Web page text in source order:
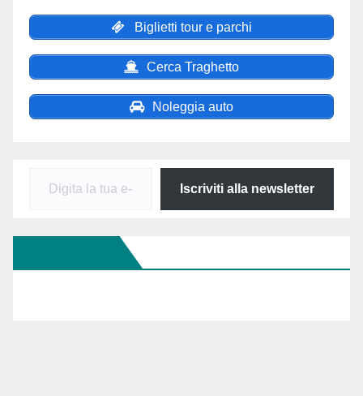
Biglietti tour e parchi
Cerca Traghetto
Noleggia auto
Digita
Iscriviti alla newsletter